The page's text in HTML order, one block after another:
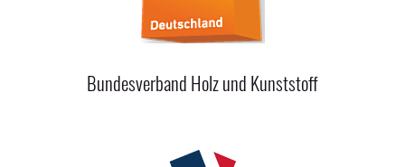
Bundesverband Holz und Kunststoff